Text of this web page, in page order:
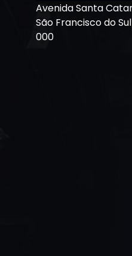
Avenida Santa
São Francisco do
000